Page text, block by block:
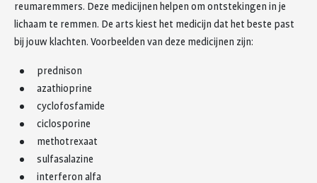
reumaremmers. Deze medicijnen helpen om ontstekingen in je
lichaam te remmen. De arts kiest het medicijn dat het beste past
bij jouw klachten. Voorbeelden van deze medicijnen zijn:
prednison
azathioprine
cyclofosfamide
ciclosporine
methotrexaat
sulfasalazine
interferon alfa